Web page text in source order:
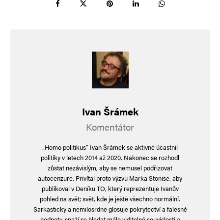
s Ruskem a v listopadu byl hromadně citován
Může mi někdo prozradit, jak se máme připravit
na jadernou válku? Když jsem ještě sloužil
k použití jaderných zbraní, kreslili jsme do map
výbuchy a vyhodnocovali oblasti zamoření. Bylo
nám všem jasné, že je to nesmysl. Nikdo z nás
by už nic do map nezakreslil a potichu jsme
situaci řešili vtipem: „Otázka – Jak se má
zachovat voják, který se ocitne v epicentru
jaderného výbuchu? Správná odpověď –
Ivan Šrámek
Komentátor
„Homo politikus“ Ivan Šrámek se aktivně účastnil
politiky v letech 2014 až 2020. Nakonec se rozhodl
zůstat nezávislým, aby se nemusel podřizovat
autocenzuře. Přivítal proto výzvu Marka Stoniše, aby
publikoval v Deníku TO, který reprezentuje Ivanův
pohled na svět; svět, kde je ještě všechno normální.
Sarkasticky a nemilosrdně glosuje pokrytectví a falešné